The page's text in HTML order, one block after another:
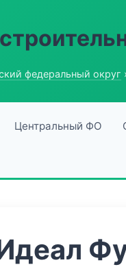
федеральный округ
Центральный ФО